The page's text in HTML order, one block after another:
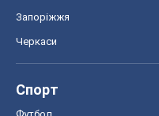
Запоріжжя
Черкаси
Спорт